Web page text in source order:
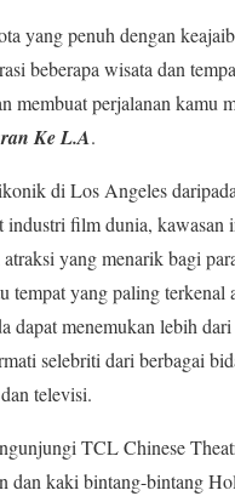
yang penuh dengan
beberapa wisata dan
membuat perjalanan kamu
Ke L.A.
di Los Angeles
industri film dunia, kawasan
yang menarik bagi
tempat yang paling terkenal
dapat menemukan lebih
selebriti dari berbagai
televisi.
TCL Chinese
dan kaki bintang-bintang